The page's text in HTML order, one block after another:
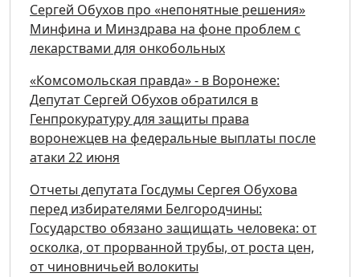
Сергей Обухов про «непонятные решения»
Минфина и Минздрава на фоне проблем с
лекарствами для онкобольных
«Комсомольская правда» - в Воронеже:
Депутат Сергей Обухов обратился в
Генпрокуратуру для защиты права
воронежцев на федеральные выплаты после
атаки 22 июня
Отчеты депутата Госдумы Сергея Обухова
перед избирателями Белгородчины:
Государство обязано защищать человека: от
осколка, от прорванной трубы, от роста цен,
от чиновничьей волокиты